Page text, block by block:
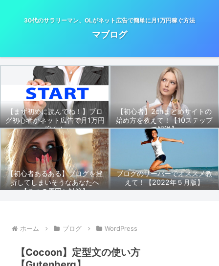
30代のサラリーマン、OLがネット広告で簡単に月1万円稼ぐ方法
マブログ
【まず初めに読んでね！】ブロ
グ初心者がネット広告で月1万円
稼ぐ！
【初心者】2chまとめサイトの
始め方を教えて！【10ステップ
で解説】
【初心者あるある】ブログを挫
折してしまいそうなあなたへ
【７つの原因と対策】
ブログのサーバーでオススメ教
えて！【2022年５月版】
ホーム ブログ WordPress
【Cocoon】定型文の使い方